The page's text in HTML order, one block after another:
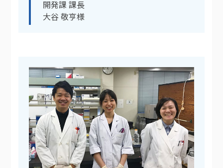
開発課 課長
大谷 敬亨様